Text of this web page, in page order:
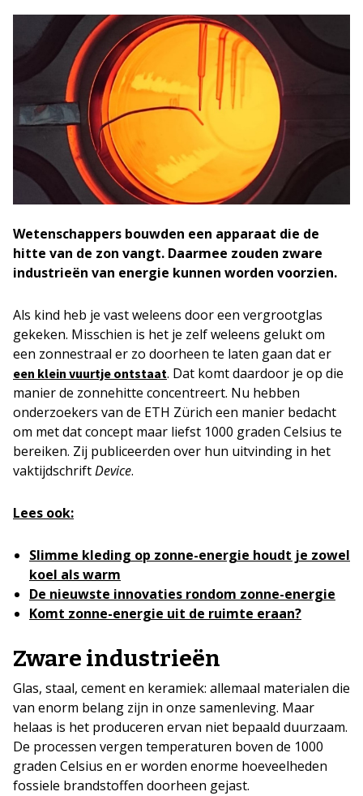
Wetenschappers bouwden een apparaat die de
hitte van de zon vangt. Daarmee zouden zware
industrieën van energie kunnen worden voorzien.
Als kind heb je vast weleens door een vergrootglas
gekeken. Misschien is het je zelf weleens gelukt om
een zonnestraal er zo doorheen te laten gaan dat er
een klein vuurtje ontstaat. Dat komt daardoor je op die
manier de zonnehitte concentreert. Nu hebben
onderzoekers van de ETH Zürich een manier bedacht
om met dat concept maar liefst 1000 graden Celsius te
bereiken. Zij publiceerden over hun uitvinding in het
vaktijdschriftDevice.
Lees ook:
Slimme kleding op zonne-energie houdt je zowel
koel als warm
De nieuwste innovaties rondom zonne-energie
Komt zonne-energie uit de ruimte eraan?
Zware industrieën
Glas, staal, cement en keramiek: allemaal materialen die
van enorm belang zijn in onze samenleving. Maar
helaas is het produceren ervan niet bepaald duurzaam.
De processen vergen temperaturen boven de 1000
graden Celsius en er worden enorme hoeveelheden
fossiele brandstoffen doorheen gejast.